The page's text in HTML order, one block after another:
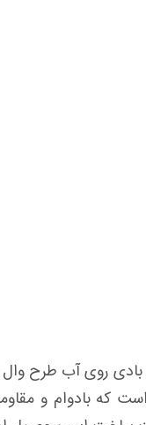
روی آب طرح وال
که بادوام و